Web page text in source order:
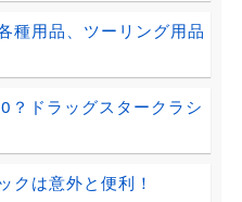
種用品、ツーリング用品
？ドラッグスタークラシ
クは意外と便利！